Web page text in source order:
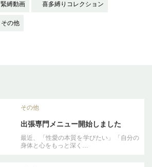
緊縛動画 喜多縛りコレクション
その他
その他
出張専門メニュー開始しました
最近、「性愛の本質を学びたい」「自分の
身体と心をもっと深く…